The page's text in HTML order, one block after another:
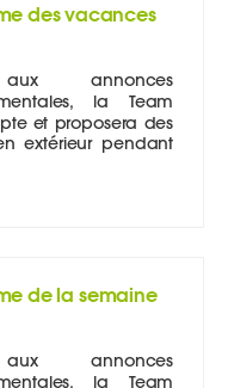
des vacances
annonces
la Team
et proposera des
extérieur pendant
de la semaine
annonces
la Team